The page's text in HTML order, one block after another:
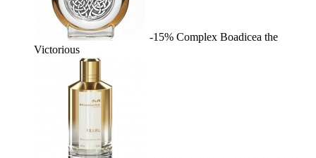
-15% Complex Boadicea the
Victorious